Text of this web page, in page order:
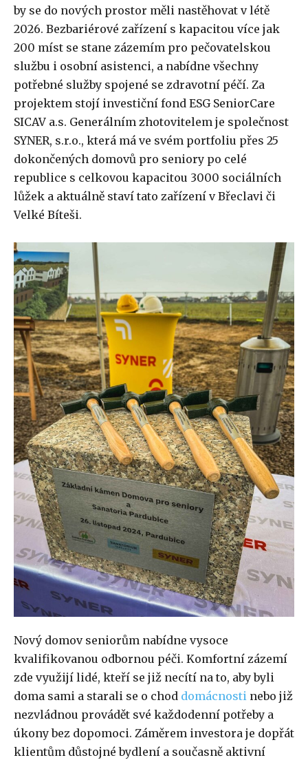
by se do nových prostor měli nastěhovat v létě
2026. Bezbariérové zařízení s kapacitou více jak
200 míst se stane zázemím pro pečovatelskou
službu i osobní asistenci, a nabídne všechny
potřebné služby spojené se zdravotní péčí. Za
projektem stojí investiční fond ESG SeniorCare
SICAV a.s. Generálním zhotovitelem je společnost
SYNER, s.r.o., která má ve svém portfoliu přes 25
dokončených domovů pro seniory po celé
republice s celkovou kapacitou 3000 sociálních
lůžek a aktuálně staví tato zařízení v Břeclavi či
Velké Bíteši.
Nový domov seniorům nabídne vysoce
kvalifikovanou odbornou péči. Komfortní zázemí
zde využijí lidé, kteří se již necítí na to, aby byli
doma sami a starali se o chod domácnosti nebo již
nezvládnou provádět své každodenní potřeby a
úkony bez dopomoci. Záměrem investora je dopřát
klientům důstojné bydlení a současně aktivní